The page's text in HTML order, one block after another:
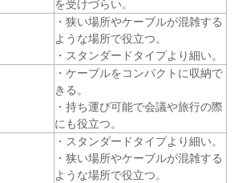
を受けづらい。
・狭い場所やケーブルが混雑する
ような場所で役立つ。
・スタンダードタイプより細い。
・ケーブルをコンパクトに収納で
きる。
・持ち運び可能で会議や旅行の際
にも役立つ。
・スタンダードタイプより細い。
・狭い場所やケーブルが混雑する
ような場所で役立つ。